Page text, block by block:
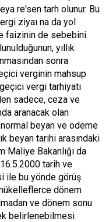
re'sen tarh olunur. Bu
ziyaı na da yol
faizinin de sebebini
yıllık
sonra
verginin mahsup
vergi tarhiyatı
sadece, ceza ve
aranacak olan
beyan ve ödeme
beyan tarihi arasındaki
Maliye Bakanlığı da
tarih ve
ile bu yönde görüş
dönem
ve dönem sonu
belirlenebilmesi